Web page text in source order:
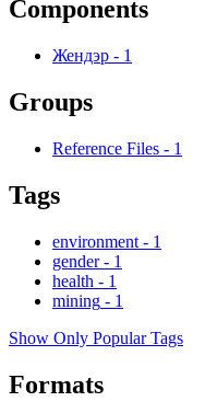
Components
Жендэр - 1
Groups
Reference Files - 1
Tags
environment - 1
gender - 1
health - 1
mining - 1
Show Only Popular Tags
Formats